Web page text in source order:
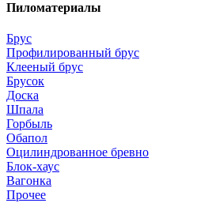
Пиломатериалы
Брус
Профилированный брус
Клееный брус
Брусок
Доска
Шпала
Горбыль
Обапол
Оцилиндрованное бревно
Блок-хаус
Вагонка
Прочее